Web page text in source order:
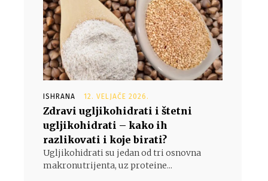
ISHRANA 12. VELJAČE 2026.
Zdravi ugljikohidrati i štetni
ugljikohidrati – kako ih
razlikovati i koje birati?
Ugljikohidrati su jedan od tri osnovna
makronutrijenta, uz proteine...